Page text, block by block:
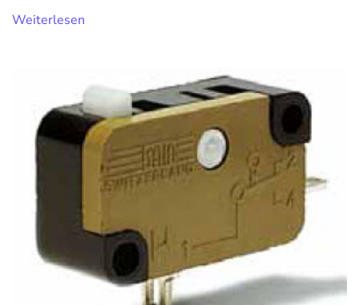
Weiterlesen